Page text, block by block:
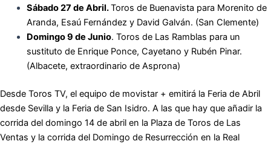
Sábado 27 de Abril.Toros de Buenavista para Morenito de
Aranda, Esaú Fernández y David Galván. (San Clemente)
Domingo 9 de Junio. Toros de Las Ramblas para un
sustituto de Enrique Ponce, Cayetano y Rubén Pinar.
(Albacete, extraordinario de Asprona)
Desde Toros TV, el equipo de movistar + emitirá la Feria de Abril
desde Sevilla y la Feria de San Isidro. A las que hay que añadir la
corrida del domingo 14 de abril en la Plaza de Toros de Las
Ventas y la corrida del Domingo de Resurrección en la Real